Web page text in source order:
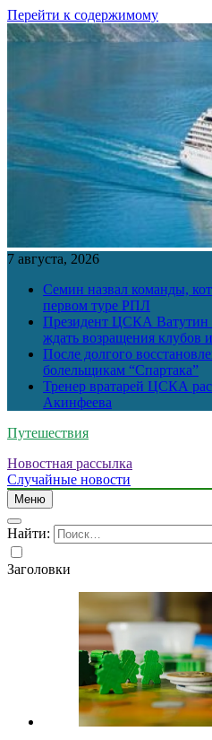
Перейти к содержимому
7 августа, 2026
Семин назвал команды,
первом туре РПЛ
Президент ЦСКА Ватутин
ждать возращения клубов
После долгого
болельщикам “Спартака”
Тренер вратарей ЦСКА
Акинфеева
Путешествия
Новостная рассылка
Случайные новости
Меню
Найти:
Заголовки